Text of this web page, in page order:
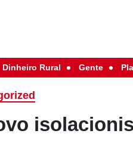
Dinheiro Rural Gente